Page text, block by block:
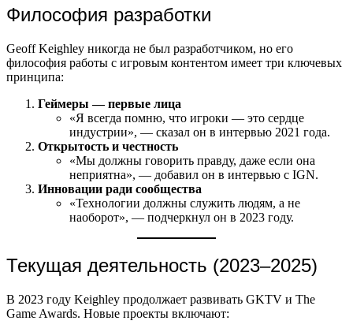
Философия разработки
Geoff Keighley никогда не был разработчиком, но его
философия работы с игровым контентом имеет три ключевых
принципа:
Геймеры — первые лица
«Я всегда помню, что игроки — это сердце
индустрии», — сказал он в интервью 2021 года.
Открытость и честность
«Мы должны говорить правду, даже если она
неприятна», — добавил он в интервью с IGN.
Инновации ради сообщества
«Технологии должны служить людям, а не
наоборот», — подчеркнул он в 2023 году.
Текущая деятельность (2023–2025)
В 2023 году Keighley продолжает развивать GKTV и The
Game Awards. Новые проекты включают: